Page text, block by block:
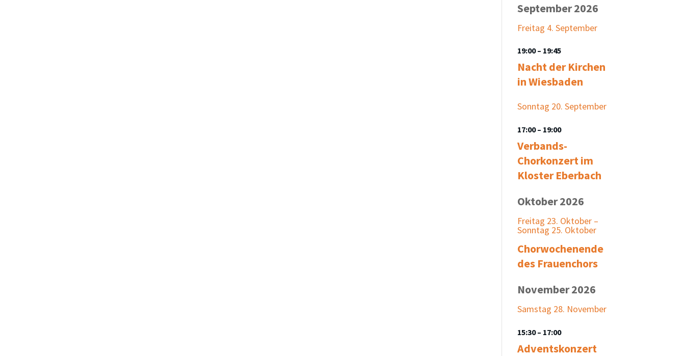
September 2026
Freitag 4. September
19:00– 19:45
Nacht der Kirchen
in Wiesbaden
Sonntag 20. September
17:00– 19:00
Verbands-
Chorkonzert im
Kloster Eberbach
Oktober 2026
Freitag 23. Oktober –
Sonntag 25. Oktober
Chorwochenende
des Frauenchors
November 2026
Samstag 28. November
15:30– 17:00
Adventskonzert